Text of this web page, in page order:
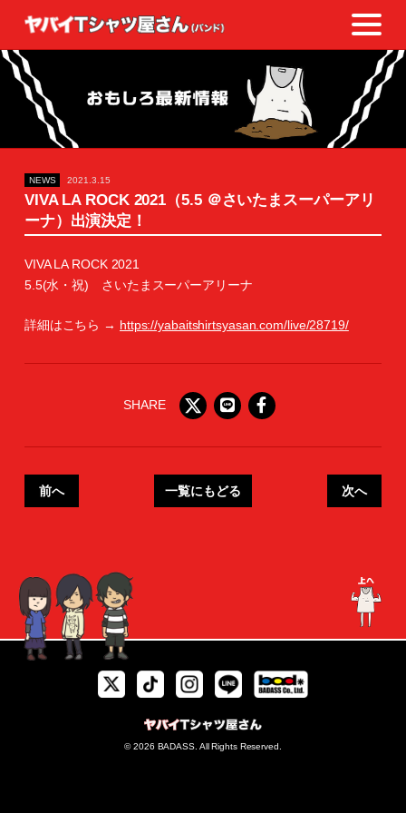
NEWS 2021.3.15
VIVA LA ROCK 2021（5.5 ＠さいたまスーパーアリ
ーナ）出演決定！
VIVA LA ROCK 2021
5.5(水・祝) さいたまスーパーアリーナ
詳細はこちら → https://yabaitshirtsyasan.com/live/28719/
SHARE
前へ 一覧にもどる 次へ
© 2026 BADASS. All Rights Reserved.